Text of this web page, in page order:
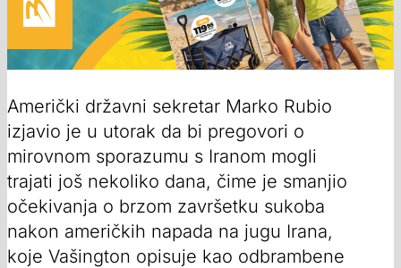
Američki državni sekretar Marko Rubio
izjavio je u utorak da bi pregovori o
mirovnom sporazumu s Iranom mogli
trajati još nekoliko dana, čime je smanjio
očekivanja o brzom završetku sukoba
nakon američkih napada na jugu Irana,
koje Vašington opisuje kao odbrambene